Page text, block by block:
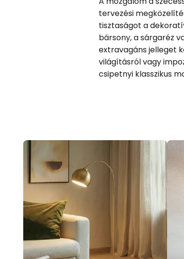
tervezési
tisztaságot a
bársony, a sárgaréz
extravagáns jelleget
világításról vagy
csipetnyi klasszikus